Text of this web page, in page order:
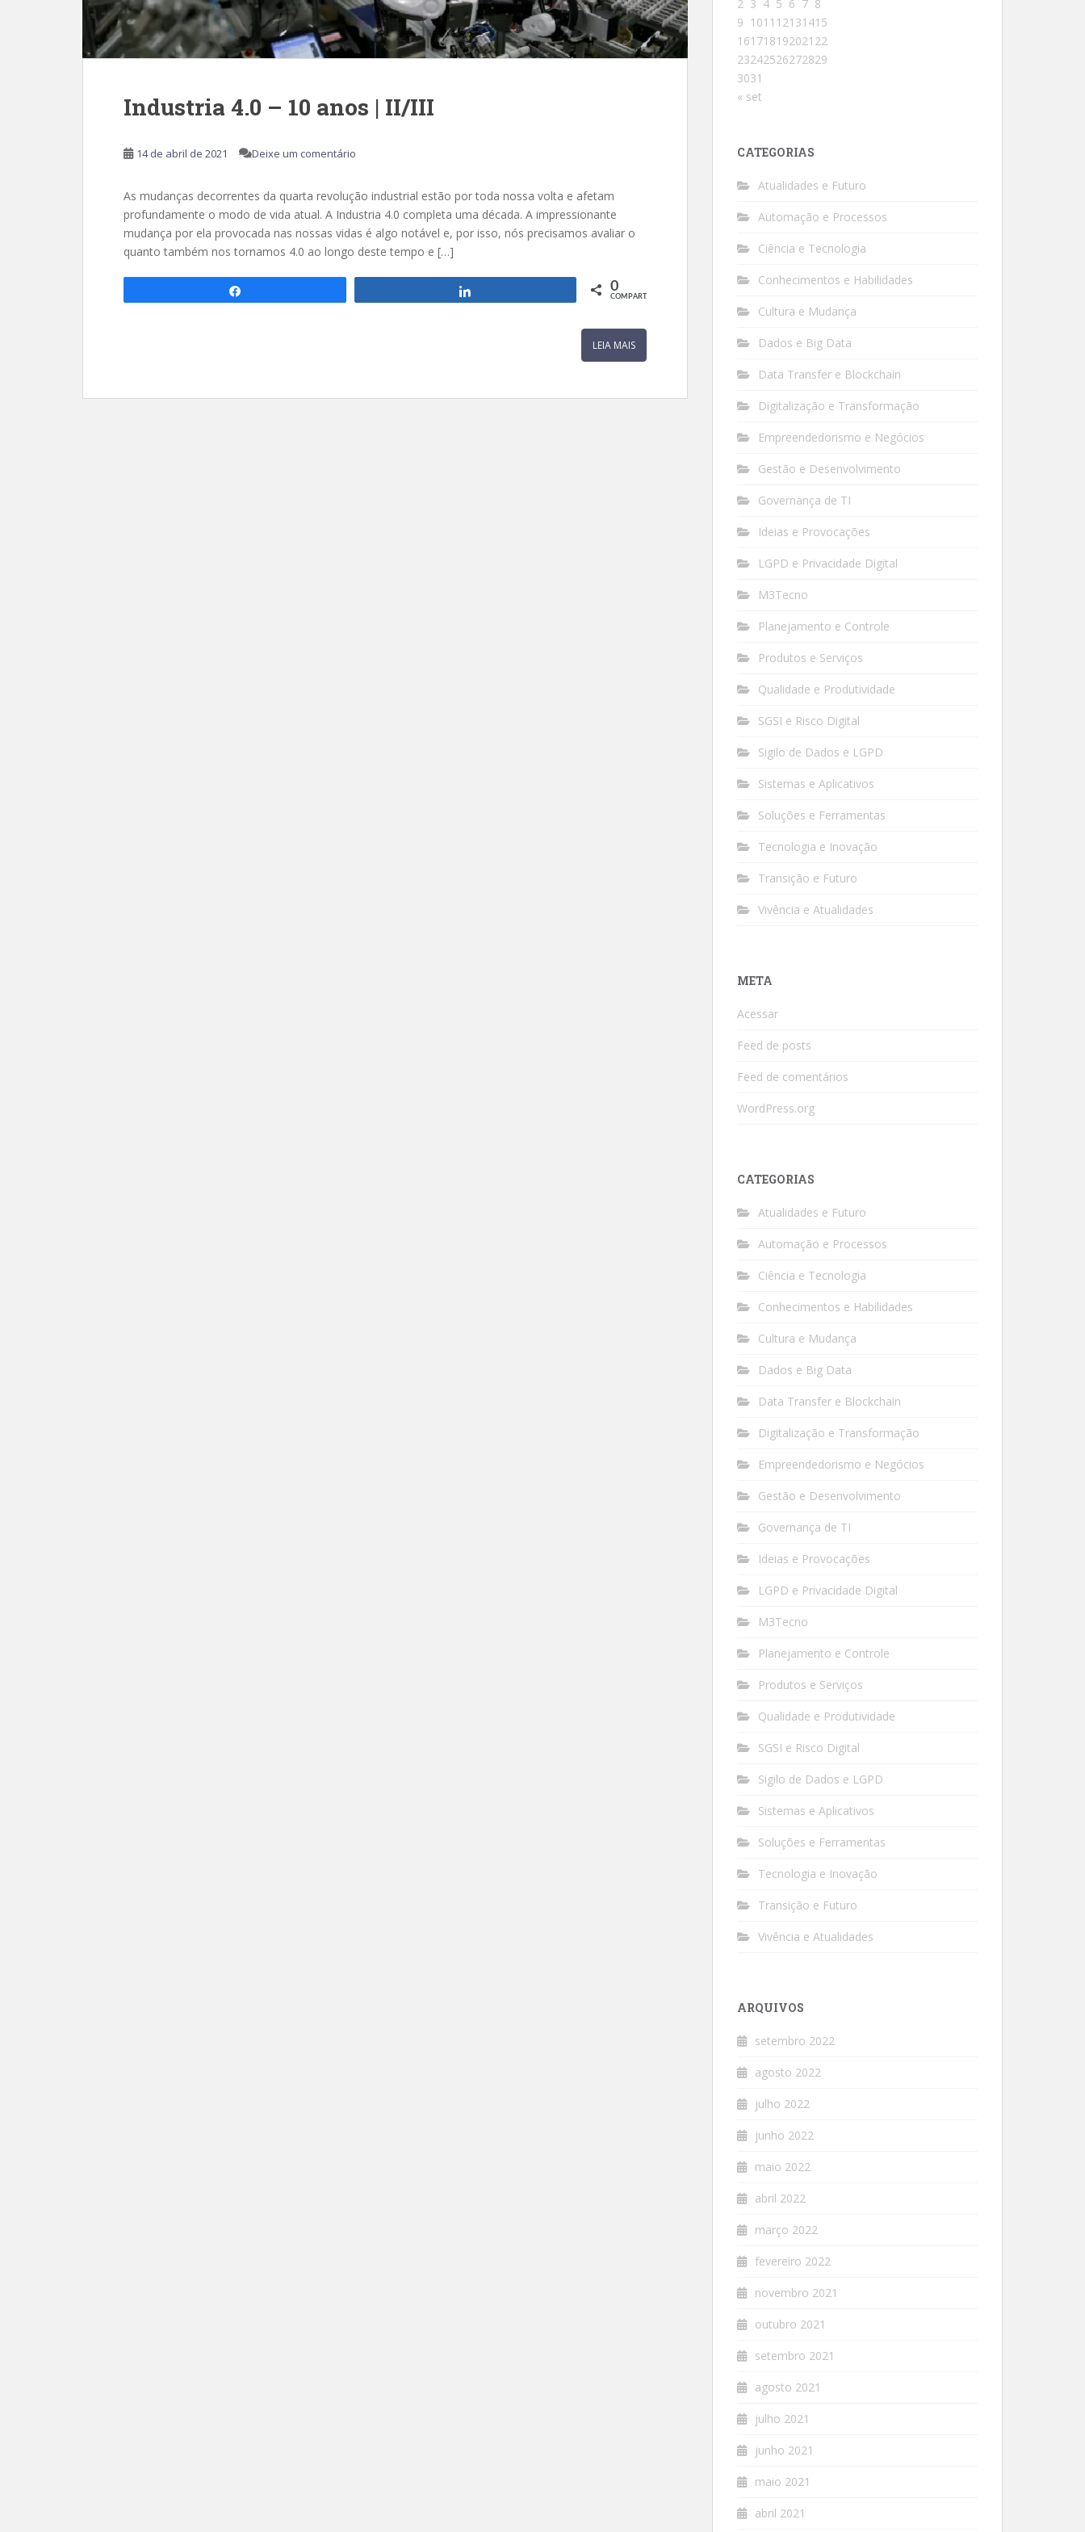
Industria 4.0 – 10 anos | II/III
14 de abril de 2021 Deixe um comentário
As mudanças decorrentes da quarta revolução industrial estão por toda nossa volta e afetam
profundamente o modo de vida atual. A Industria 4.0 completa uma década. A impressionante
mudança por ela provocada nas nossas vidas é algo notável e, por isso, nós precisamos avaliar o
quanto também nos tornamos 4.0 ao longo deste tempo e […]
0
COMPART.
LEIA MAIS
2 3 4 5 6 7 8
9 1011 12131415
161718192021 22
23242526272829
3031
« set
CATEGORIAS
Atualidades e Futuro
Automação e Processos
Ciência e Tecnologia
Conhecimentos e Habilidades
Cultura e Mudança
Dados e Big Data
Data Transfer e Blockchain
Digitalização e Transformação
Empreendedorismo e Negócios
Gestão e Desenvolvimento
Governança de TI
Ideias e Provocações
LGPD e Privacidade Digital
M3Tecno
Planejamento e Controle
Produtos e Serviços
Qualidade e Produtividade
SGSI e Risco Digital
Sigilo de Dados e LGPD
Sistemas e Aplicativos
Soluções e Ferramentas
Tecnologia e Inovação
Transição e Futuro
Vivência e Atualidades
META
Acessar
Feed de posts
Feed de comentários
WordPress.org
CATEGORIAS
Atualidades e Futuro
Automação e Processos
Ciência e Tecnologia
Conhecimentos e Habilidades
Cultura e Mudança
Dados e Big Data
Data Transfer e Blockchain
Digitalização e Transformação
Empreendedorismo e Negócios
Gestão e Desenvolvimento
Governança de TI
Ideias e Provocações
LGPD e Privacidade Digital
M3Tecno
Planejamento e Controle
Produtos e Serviços
Qualidade e Produtividade
SGSI e Risco Digital
Sigilo de Dados e LGPD
Sistemas e Aplicativos
Soluções e Ferramentas
Tecnologia e Inovação
Transição e Futuro
Vivência e Atualidades
ARQUIVOS
setembro 2022
agosto 2022
julho 2022
junho 2022
maio 2022
abril 2022
março 2022
fevereiro 2022
novembro 2021
outubro 2021
setembro 2021
agosto 2021
julho 2021
junho 2021
maio 2021
abril 2021